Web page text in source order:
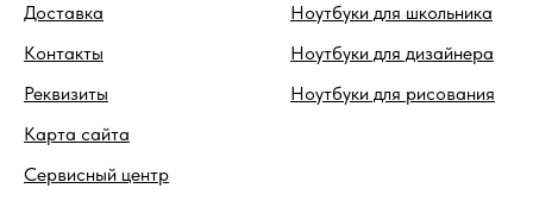
Доставка
Контакты
Реквизиты
Карта сайта
Сервисный центр
Ноутбуки для школьника
Ноутбуки для дизайнера
Ноутбуки для рисования